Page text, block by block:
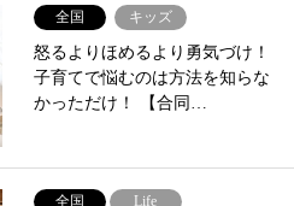
全国 キッズ
怒るよりほめるより勇気づけ！
子育てで悩むのは方法を知らな
かっただけ！ 【合同…
全国 Life